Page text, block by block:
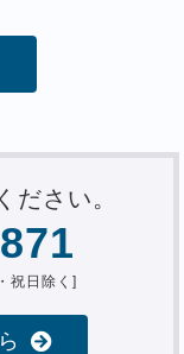
ださい。
祝日除く]